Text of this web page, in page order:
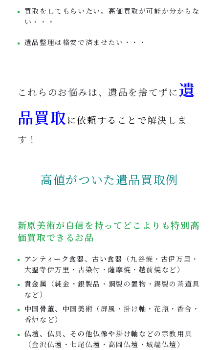
買取をしてもらいたい。高価買取が可能か分からな
い・・・
遺品整理は格安で済ませたい・・・
これらのお悩みは、遺品を捨てずに遺
品買取 に依頼することで解決しま
す！
高値がついた遺品買取例
新原美術が自信を持ってどこよりも特別高
価買取できるお品
アンティーク食器、古い食器 （九谷焼・古伊万里・
大聖寺伊万里・古染付・薩摩焼・越前焼など）
貴金属 （純金・銀製品・銅製の置物・錫製の茶道具
など）
中国骨董、中国美術 （屏風・掛け軸・花瓶・香合・
香炉など）
仏壇、仏具、その他仏像や掛け軸 などの宗教用具
（金沢仏壇・七尾仏壇・高岡仏壇・城端仏壇）